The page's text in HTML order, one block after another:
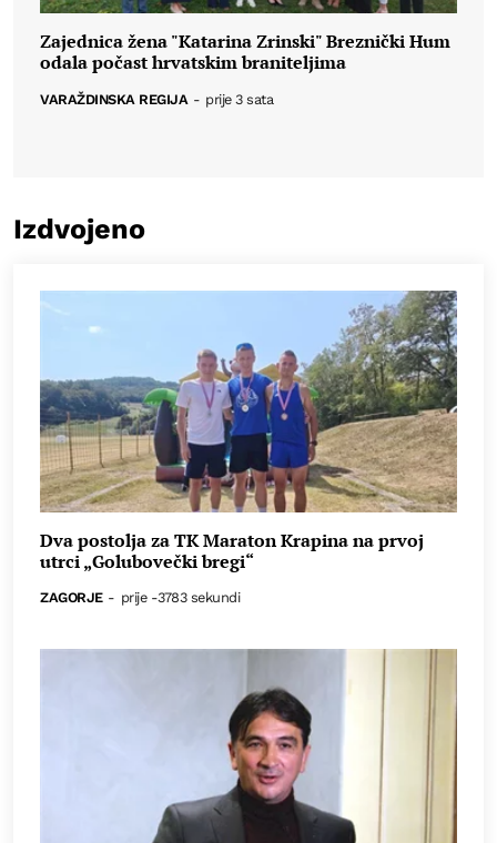
Zajednica žena "Katarina Zrinski" Breznički Hum
odala počast hrvatskim braniteljima
VARAŽDINSKA REGIJA - prije 3 sata
Izdvojeno
Dva postolja za TK Maraton Krapina na prvoj
utrci „Golubovečki bregi“
ZAGORJE - prije -3783 sekundi